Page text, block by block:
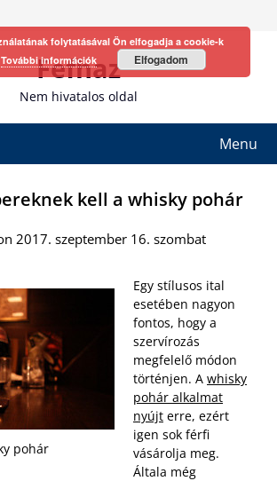
Fefhaz
Nem hivatalos oldal
Menu
kell a whisky pohár
2017. szeptember 16. szombat
pohár
Egy stílusos ital
esetében nagyon
fontos, hogy a
szervírozás
megfelelő módon
történjen. A whisky
pohár alkalmat
nyújt erre, ezért
igen sok férfi
vásárolja meg.
Általa még
folytatásával Ön elfogadja a cookie-k
További információk Elfogadom